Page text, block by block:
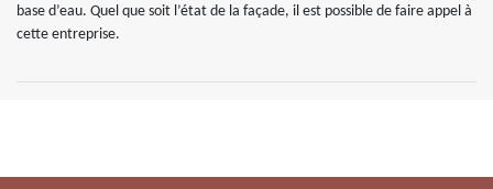
base d’eau. Quel que soit l’état de la façade, il est possible de faire appel à
cette entreprise.